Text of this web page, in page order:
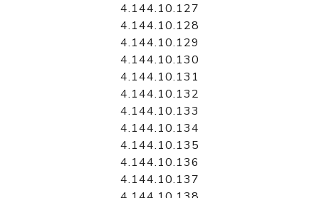
4.144.10.127
4.144.10.128
4.144.10.129
4.144.10.130
4.144.10.131
4.144.10.132
4.144.10.133
4.144.10.134
4.144.10.135
4.144.10.136
4.144.10.137